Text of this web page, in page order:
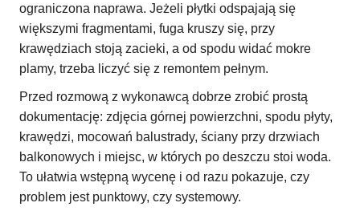
ograniczona naprawa. Jeżeli płytki odspajają się
większymi fragmentami, fuga kruszy się, przy
krawędziach stoją zacieki, a od spodu widać mokre
plamy, trzeba liczyć się z remontem pełnym.
Przed rozmową z wykonawcą dobrze zrobić prostą
dokumentację: zdjęcia górnej powierzchni, spodu płyty,
krawędzi, mocowań balustrady, ściany przy drzwiach
balkonowych i miejsc, w których po deszczu stoi woda.
To ułatwia wstępną wycenę i od razu pokazuje, czy
problem jest punktowy, czy systemowy.